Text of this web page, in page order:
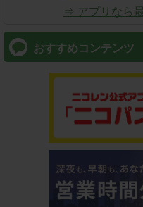
⇒ アプリなら
おすすめコンテンツ